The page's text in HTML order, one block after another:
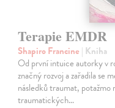
Terapie EMDR
Shapiro Francine | Kniha
Od první intuice autorky v
značný rozvoj a zařadila se
následků traumat,
traumatických…